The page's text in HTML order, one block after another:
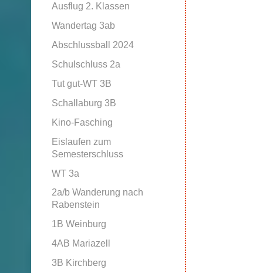
Ausflug 2. Klassen
Wandertag 3ab
Abschlussball 2024
Schulschluss 2a
Tut gut-WT 3B
Schallaburg 3B
Kino-Fasching
Eislaufen zum
Semesterschluss
WT 3a
2a/b Wanderung nach
Rabenstein
1B Weinburg
4AB Mariazell
3B Kirchberg